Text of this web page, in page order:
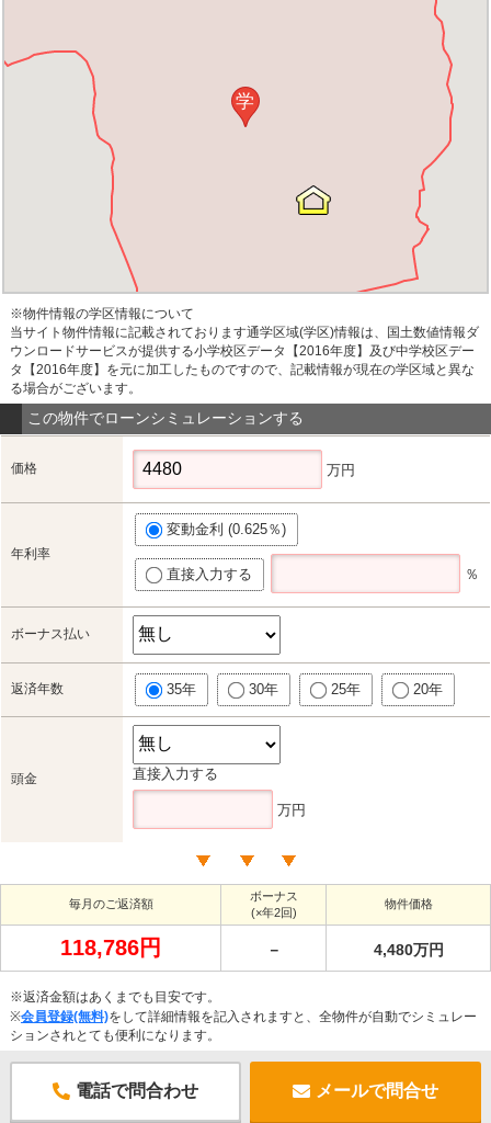
学
※物件情報の学区情報について
当サイト物件情報に記載されております通学区域(学区)情報は、国土数値情報ダ
ウンロードサービスが提供する小学校区データ【2016年度】及び中学校区デー
タ【2016年度】を元に加工したものですので、記載情報が現在の学区域と異な
る場合がございます。
この物件でローンシミュレーションする
価格 万円
年利率
変動金利 (0.625％)
直接入力する ％
ボーナス払い
返済年数 35年 30年 25年 20年
頭金 直接入力する
万円
毎月のご返済額
ボーナス
(×年2回)
物件価格
118,786円 － 4,480万円
※返済金額はあくまでも目安です。
※会員登録(無料)をして詳細情報を記入されますと、全物件が自動でシミュレー
ションされとても便利になります。
電話で問合わせ メールで問合せ